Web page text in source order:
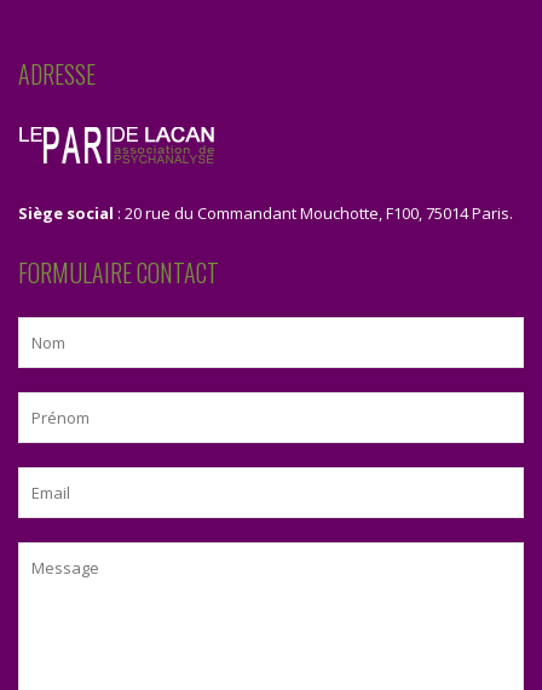
ADRESSE
Siège social : 20 rue du Commandant Mouchotte, F100, 75014 Paris.
FORMULAIRE CONTACT